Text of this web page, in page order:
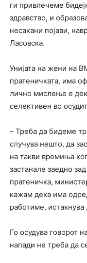
ги привлечеме
здравство, и
несакани појави,
Ласовска.
Унијата на жени на
пратеничката, има
лично мислење е
селективен во
– Треба да бидеме
случува нешто, да
на такви времиња
застанале заедно
пратеничка,
кажам дека има
работиме, истакнува
Го осудува говорот
напади не треба да